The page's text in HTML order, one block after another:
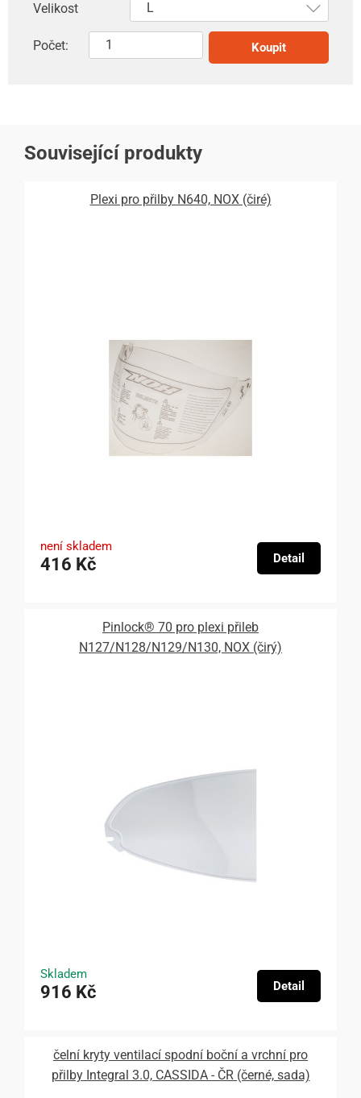
Velikost
Počet: Koupit
Související produkty
Plexi pro přilby N640, NOX (čiré)
není skladem
416 Kč Detail
Pinlock® 70 pro plexi přileb
N127/N128/N129/N130, NOX (čirý)
Skladem
916 Kč Detail
čelní kryty ventilací spodní boční a vrchní pro
přilby Integral 3.0, CASSIDA - ČR (černé, sada)